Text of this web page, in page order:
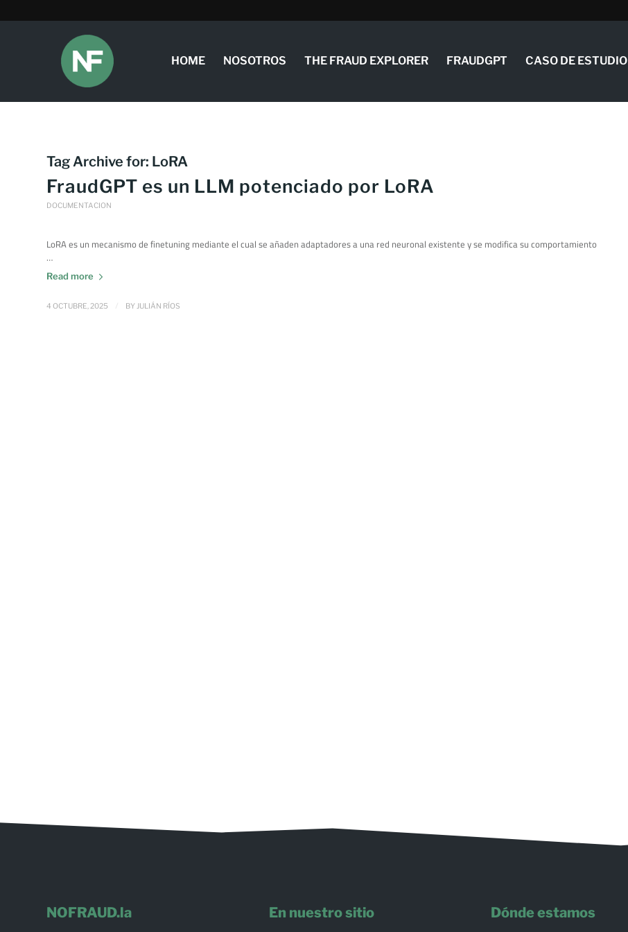
HOME NOSOTROS THE FRAUD EXPLORER FRAUDGPT CASO DE ESTUDIO
Tag Archive for: LoRA
FraudGPT es un LLM potenciado por LoRA
DOCUMENTACION
LoRA es un mecanismo de finetuning mediante el cual se añaden adaptadores a una red neuronal existente y se modifica su comportamiento
…
Read more
4 OCTUBRE, 2025 BYJULIÁN RÍOS
NOFRAUD.la En nuestro sitio Dónde estamos